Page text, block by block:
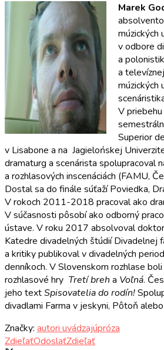
Marek
múzických
v odbore
a
a
múzických
V
Superior
v Lisabone a na Jagielońskej
dramaturg a scenárista spolupracoval
a rozhlasových inscenáciách (FAMU,
Dostal sa do finále súťaží Poviedka,
V rokoch 2011-2018 pracoval ako
V súčasnosti pôsobí ako odborný
ústave. V roku 2017 absolvoval
Katedre divadelných štúdií Divadelnej
a kritiky publikoval v divadelných
denníkoch. V Slovenskom rozhlase
rozhlasové hry Tretí breh a Voľná.
jeho textSpisovatelia do rodín!
divadlami Farma v jeskyni, Pôtoň
Značky: autori uvádzajúpróza
ZdieľaťOdoslaťZdieľať